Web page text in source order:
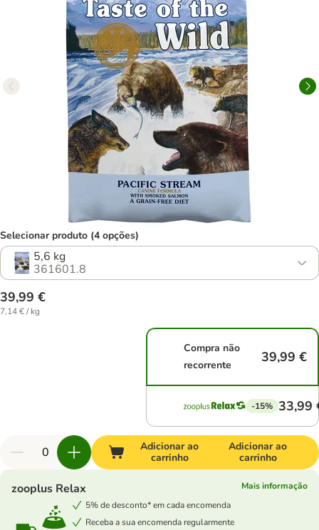
Selecionar produto (4 opções)
5,6 kg
361601.8
39,99 €
7,14 € / kg
Compra não
recorrente
39,99 €
-15% 33,99
Adicionar ao
carrinho
Adicionar ao
carrinho
zooplus Relax
Mais informação
5% de desconto* em cada encomenda
Receba a sua encomenda regularmente